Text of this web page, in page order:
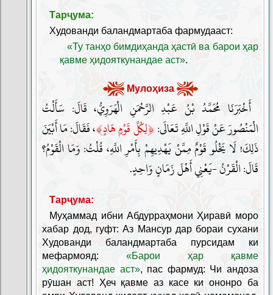
Тарҷума:
Худованди баландмартаба фармудааст:
«Ту танҳо бимдиҳанда ҳастӣ ва барои ҳар
қавме ҳидояткунандае аст».
Мулоҳиза
أَخْبَرَنَا مُحَمَّدُ بْنُ عَبْدِ الرَّحْمَنِ الْهَرَوِيُّ، قَالَ: سَأَلْتُ
الْمَنْصُورَ عَنْ قَوْلِ اللَّهِ تَعَالَى:﴿لِكُلِّ قَوْمٍ هَادٍ﴾، فَقَالَ: مَا أَبْيَنَ
ذَلِكَ! لَا يَخْلُو قَوْمٌ مِمَّنْ يَهْدِيهِمْ بِأَمْرِ اللَّهِ، قُلْتُ: وَمَا الْقَوْمُ؟
قَالَ: الْقَرْنُ -يَعْنِي أَهْلَ زَمَانٍ وَاحِدٍ.
Тарҷума:
Муҳаммад ибни Абдурраҳмони Ҳиравӣ моро
хабар дод, гуфт: Аз Мансур дар бораи сухани
Худованди баландмартаба пурсидам ки
мефармояд:«Барои ҳар қавме
ҳидояткунандае аст», пас фармуд: Чи андоза
рӯшан аст! Ҳеч қавме аз касе ки ононро ба